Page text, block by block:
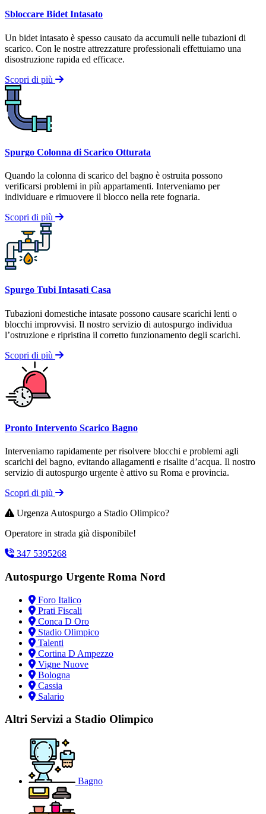
Sbloccare Bidet Intasato
Un bidet intasato è spesso causato da accumuli nelle tubazioni di
scarico. Con le nostre attrezzature professionali effettuiamo una
disostruzione rapida ed efficace.
Scopri di più
Spurgo Colonna di Scarico Otturata
Quando la colonna di scarico del bagno è ostruita possono
verificarsi problemi in più appartamenti. Interveniamo per
individuare e rimuovere il blocco nella rete fognaria.
Scopri di più
Spurgo Tubi Intasati Casa
Tubazioni domestiche intasate possono causare scarichi lenti o
blocchi improvvisi. Il nostro servizio di autospurgo individua
l’ostruzione e ripristina il corretto funzionamento degli scarichi.
Scopri di più
Pronto Intervento Scarico Bagno
Interveniamo rapidamente per risolvere blocchi e problemi agli
scarichi del bagno, evitando allagamenti e risalite d’acqua. Il nostro
servizio di autospurgo urgente è attivo su Roma e provincia.
Scopri di più
Urgenza Autospurgo a Stadio Olimpico?
Operatore in strada già disponibile!
347 5395268
Autospurgo Urgente Roma Nord
Foro Italico
Prati Fiscali
Conca D Oro
Stadio Olimpico
Talenti
Cortina D Ampezzo
Vigne Nuove
Bologna
Cassia
Salario
Altri Servizi a Stadio Olimpico
Bagno